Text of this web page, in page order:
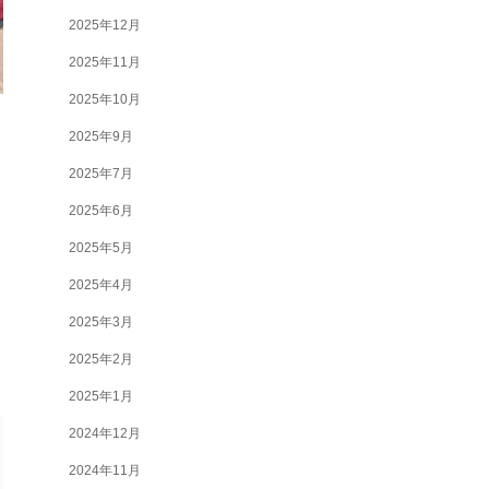
2025年12月
2025年11月
2025年10月
2025年9月
2025年7月
2025年6月
2025年5月
2025年4月
2025年3月
2025年2月
2025年1月
2024年12月
2024年11月